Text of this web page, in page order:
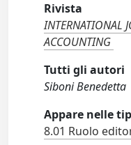
Rivista
INTERNATIONAL
ACCOUNTING
Tutti gli autori
Siboni Benedetta
Appare nelle
8.01 Ruolo